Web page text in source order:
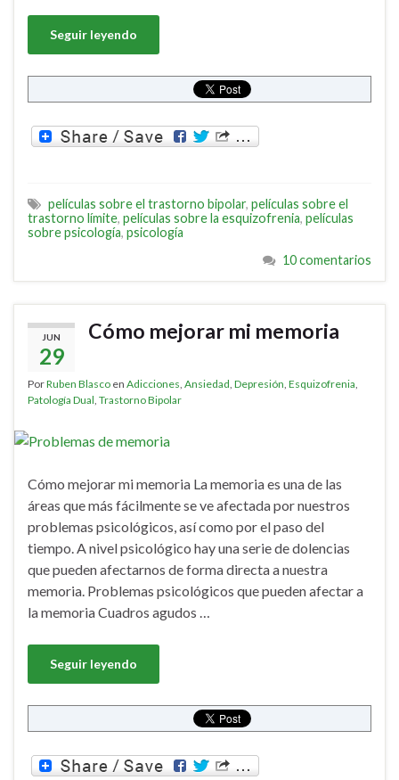
Seguir leyendo
películas sobre el trastorno bipolar, películas sobre el
trastorno límite, películas sobre la esquizofrenia, películas
sobre psicología, psicología
10 comentarios
JUN
29
Cómo mejorar mi memoria
PorRuben Blasco en Adicciones Ansiedad Depresión Esquizofrenia
Patología Dual Trastorno Bipolar
Cómo mejorar mi memoria La memoria es una de las
áreas que más fácilmente se ve afectada por nuestros
problemas psicológicos, así como por el paso del
tiempo. A nivel psicológico hay una serie de dolencias
que pueden afectarnos de forma directa a nuestra
memoria. Problemas psicológicos que pueden afectar a
la memoria Cuadros agudos …
Seguir leyendo